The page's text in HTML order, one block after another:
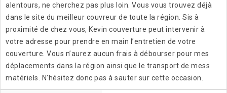
alentours, ne cherchez pas plus loin. Vous vous trouvez déjà
dans le site du meilleur couvreur de toute la région. Sis à
proximité de chez vous, Kevin couverture peut intervenir à
votre adresse pour prendre en main l’entretien de votre
couverture. Vous n’aurez aucun frais à débourser pour mes
déplacements dans la région ainsi que le transport de mess
matériels. N’hésitez donc pas à sauter sur cette occasion.